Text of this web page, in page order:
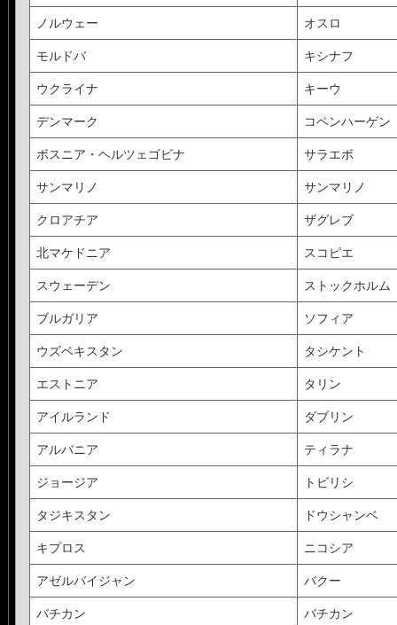
ノルウェー オスロ
モルドバ キシナフ
ウクライナ キーウ
デンマーク コペンハーゲン
ボスニア・ヘルツェゴビナ サラエボ
サンマリノ サンマリノ
クロアチア ザグレブ
北マケドニア スコピエ
スウェーデン ストックホルム
ブルガリア ソフィア
ウズベキスタン タシケント
エストニア タリン
アイルランド ダブリン
アルバニア ティラナ
ジョージア トビリシ
タジキスタン ドウシャンベ
キプロス ニコシア
アゼルバイジャン バクー
バチカン バチカン